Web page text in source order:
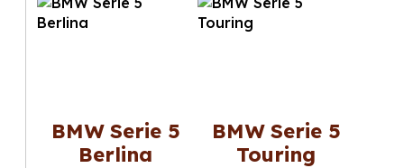
BMW Serie 5
Berlina
BMW Serie 5
Touring